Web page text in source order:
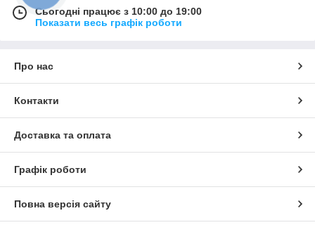
Сьогодні працює з 10:00 до 19:00
Показати весь графік роботи
Про нас
Контакти
Доставка та оплата
Графік роботи
Повна версія сайту